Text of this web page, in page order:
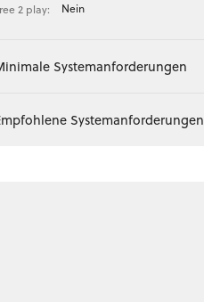
2 play:
Nein
Systemanforderungen
Systemanforderungen